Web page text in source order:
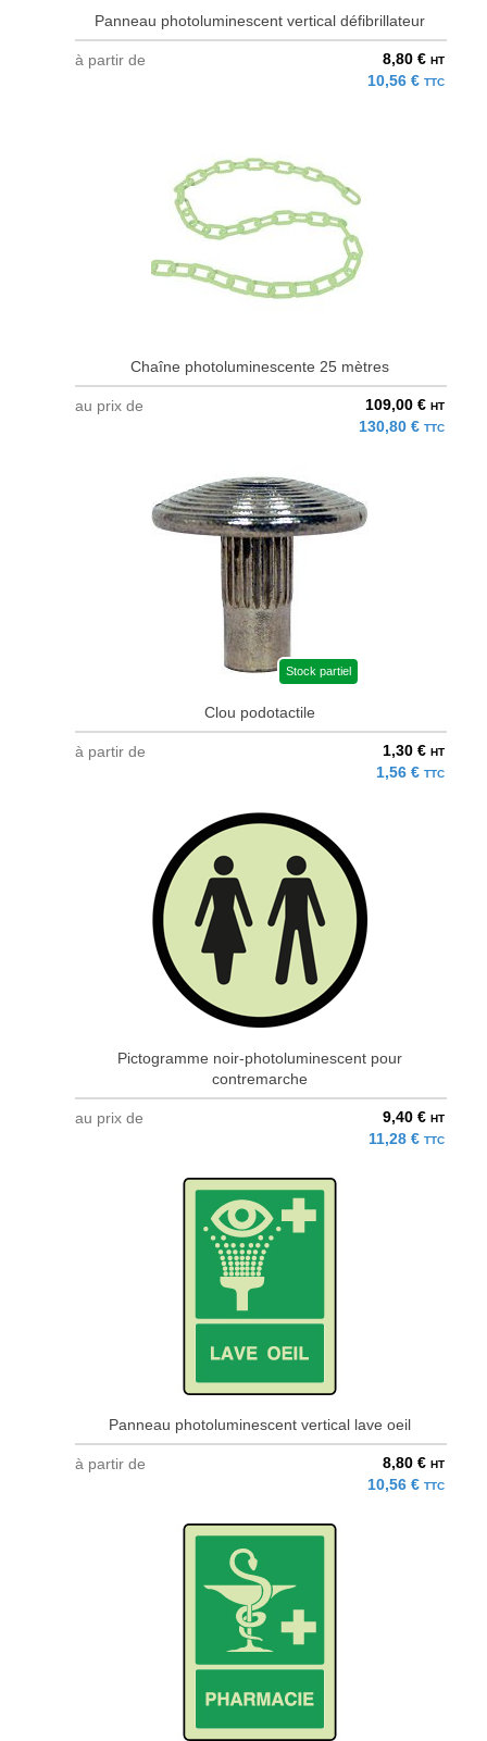
Panneau photoluminescent vertical défibrillateur
à partir de 8,80 € HT
10,56 € TTC
Chaîne photoluminescente 25 mètres
au prix de 109,00 € HT
130,80 € TTC
Stock partiel
Clou podotactile
à partir de 1,30 € HT
1,56 € TTC
Pictogramme noir-photoluminescent pour
contremarche
au prix de 9,40 € HT
11,28 € TTC
Panneau photoluminescent vertical lave oeil
à partir de 8,80 € HT
10,56 € TTC